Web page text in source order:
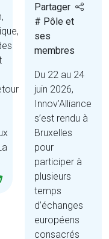
Partager
# Pôle et
ses
membres
Du 22 au 24
juin 2026,
Innov’Alliance
s’est rendu à
Bruxelles
pour
participer à
plusieurs
temps
d’échanges
européens
consacrés